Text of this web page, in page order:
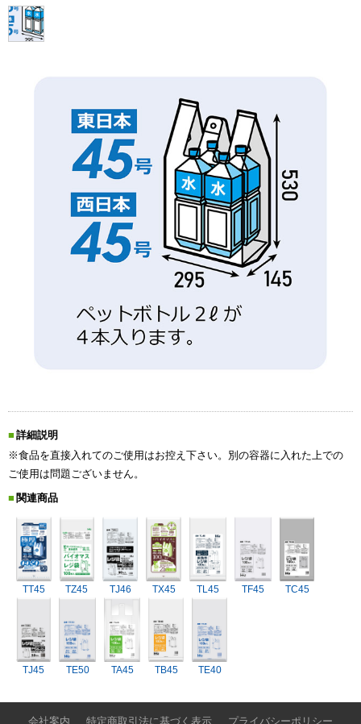
詳細説明
※食品を直接入れてのご使用はお控え下さい。別の容器に入れた上での
ご使用は問題ございません。
関連商品
TT45 TZ45 TJ46 TX45 TL45 TF45 TC45
TJ45 TE50 TA45 TB45 TE40
会社案内 特定商取引法に基づく表示 プライバシーポリシー